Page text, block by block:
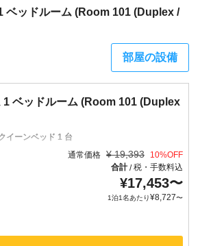
ベッドルーム (Room 101 (Duplex /
部屋の設備
1 ベッドルーム (Room 101 (Duplex
イーンベッド 1 台
通常価格 ¥ 19,393 10%OFF
合計/税・手数料込
¥17,453〜
1泊1名あたり¥8,727〜